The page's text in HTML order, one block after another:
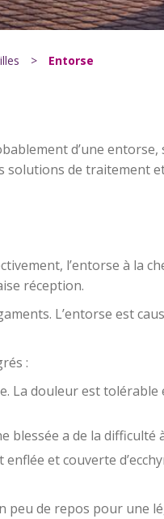
> Entorse
d’une
solutions de
l’entorse à la
réception.
L’entorse est
:
La douleur est
blessée a de la
et couverte
peu de repos pour une